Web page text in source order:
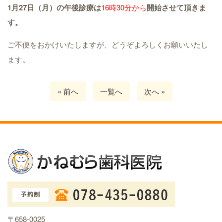
1月27日（月）の午後診療は16時30分から開始させて頂きま
す。
ご不便をおかけいたしますが、どうぞよろしくお願いいたし
ます。
« 前へ 一覧へ 次へ »
〒658-0025